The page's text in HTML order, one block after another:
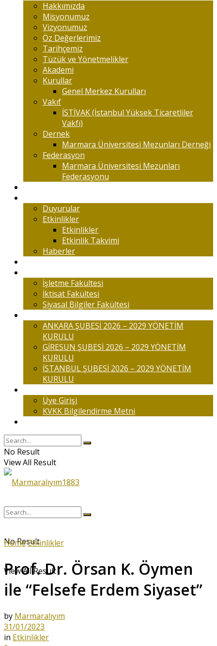
Hakkımızda
Misyonumuz
Vizyonumuz
Öz Değerlerimiz
Tarihçemiz
Tüzük ve Yönetmelikler
Akademi
Kurullar
Genel Merkez Kurulları
Vakıf
İSTİVAK (İstanbul Yüksek Ticaretliler
Vakfı)
Dernek
Marmara Üniversitesi Mezunları Derneği
Federasyon
Marmara Üniversitesi Mezunları
Federasyonu
Duyurular
Etkinlikler
Etkinlikler
Etkinlik Takvimi
Haberler
İşletme Fakültesi
İktisat Fakültesi
Siyasal Bilgiler Fakültesi
ANKARA ŞUBESİ 2026 – 2029 YÖNETİM
KURULU
GİRESUN ŞUBESİ 2026 – 2029 YÖNETİM
KURULU
İSTANBUL ŞUBESİ 2026 – 2029 YÖNETİM
KURULU
Üye Girişi
KVKK Bilgilendirme Metni
No Result
View All Result
No Result
View All Result
HomeEtkinlikler
Prof. Dr. Örsan K. Öymen
ile “Felsefe Erdem Siyaset”
by Marmaralıyım
31/01/2023
in Etkinlikler